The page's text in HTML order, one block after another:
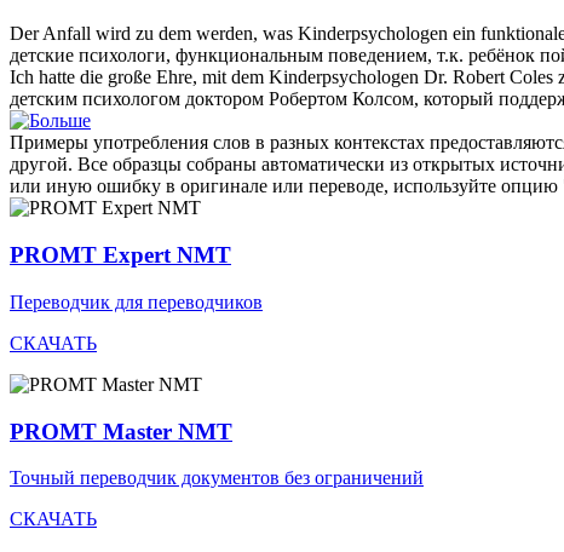
Der Anfall wird zu dem werden, was Kinderpsychologen ein
детские психологи, функциональным поведением, т.к. ребёнок
Ich hatte die große Ehre, mit dem Kinderpsychologen Dr. Robert Coles
детским психологом доктором Робертом Колсом, который
Примеры употребления слов в разных контекстах
другой. Все образцы собраны автоматически из открытых
или иную ошибку в оригинале или переводе, используйте
PROMT Expert NMT
Переводчик для переводчиков
СКАЧАТЬ
PROMT Master NMT
Точный переводчик документов без ограничений
СКАЧАТЬ